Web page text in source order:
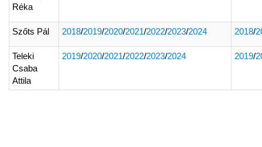
Réka
Szőts Pál 2018/2019/2020/2021/2022/2023/2024 2018/
Teleki
Csaba
Attila
2019/2020/2021/2022/2023/2024 2019/